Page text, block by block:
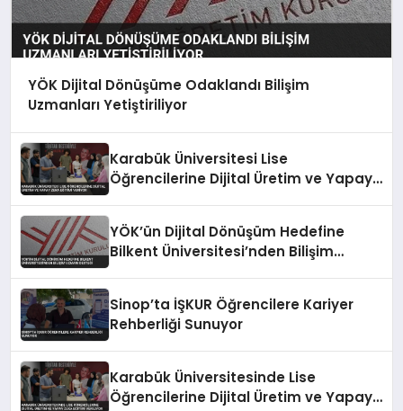
YÖK Dijital Dönüşüme Odaklandı Bilişim
Uzmanları Yetiştiriliyor
Karabük Üniversitesi Lise
Öğrencilerine Dijital Üretim ve Yapay
YÖK’ün Dijital Dönüşüm Hedefine
Bilkent Üniversitesi’nden Bilişim
Sinop’ta İŞKUR Öğrencilere Kariyer
Rehberliği Sunuyor
Karabük Üniversitesinde Lise
Öğrencilerine Dijital Üretim ve Yapay